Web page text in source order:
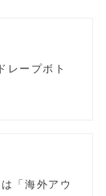
レープボト
「海外アウ